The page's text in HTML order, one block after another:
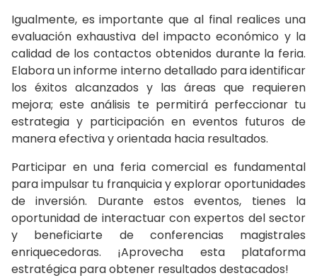
Igualmente, es importante que al final realices una
evaluación exhaustiva del impacto económico y la
calidad de los contactos obtenidos durante la feria.
Elabora un informe interno detallado para identificar
los éxitos alcanzados y las áreas que requieren
mejora; este análisis te permitirá perfeccionar tu
estrategia y participación en eventos futuros de
manera efectiva y orientada hacia resultados.
Participar en una feria comercial es fundamental
para impulsar tu franquicia y explorar oportunidades
de inversión. Durante estos eventos, tienes la
oportunidad de interactuar con expertos del sector
y beneficiarte de conferencias magistrales
enriquecedoras. ¡Aprovecha esta plataforma
estratégica para obtener resultados destacados!